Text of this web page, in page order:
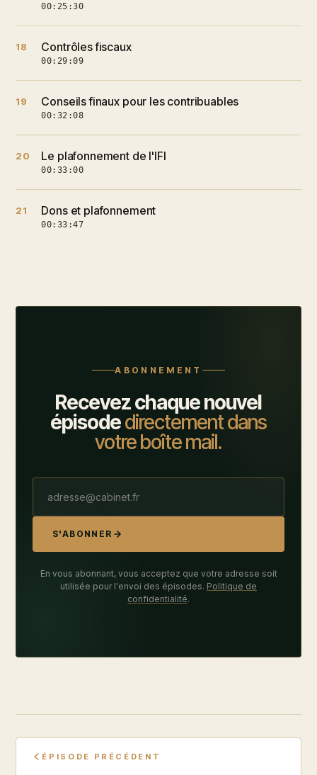
00:25:30
18 Contrôles fiscaux
00:29:09
19 Conseils finaux pour les contribuables
00:32:08
20 Le plafonnement de l'IFI
00:33:00
21 Dons et plafonnement
00:33:47
ABONNEMENT
Recevez chaque nouvel
épisodedirectement dans
votre boîte mail.
S'ABONNER
En vous abonnant, vous acceptez que votre adresse soit
utilisée pour l'envoi des épisodes. Politique de
confidentialité.
ÉPISODE PRÉCÉDENT